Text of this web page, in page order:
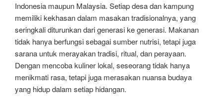
Indonesia maupun Malaysia. Setiap desa dan kampung
memiliki kekhasan dalam masakan tradisionalnya, yang
seringkali diturunkan dari generasi ke generasi. Makanan
tidak hanya berfungsi sebagai sumber nutrisi, tetapi juga
sarana untuk merayakan tradisi, ritual, dan perayaan.
Dengan mencoba kuliner lokal, seseorang tidak hanya
menikmati rasa, tetapi juga merasakan nuansa budaya
yang hidup dalam setiap hidangan.